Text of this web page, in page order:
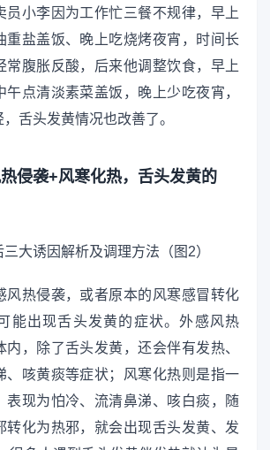
员小李因为工作忙三餐不规律，早上
重盐盖饭、晚上吃烧烤夜宵，时间长
常腹胀反酸，后来他调整饮食，早上
午点清淡素菜盖饭，晚上少吃夜宵，
舌头发黄情况也改善了。
侵袭+风寒化热，舌头发黄的
风热侵袭，或者原本的风寒感冒转化
能出现舌头发黄的症状。外感风热
内，除了舌头发黄，还会伴有发热、
、咳黄痰等症状；风寒化热则是指一
表现为怕冷、流清鼻涕、咳白痰，随
转化为热邪，就会出现舌头发黄、发